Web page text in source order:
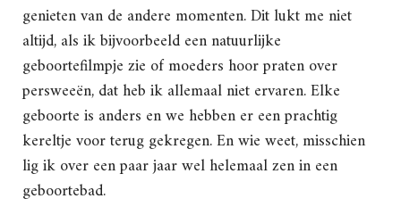
genieten van de andere momenten. Dit lukt me niet
altijd, als ik bijvoorbeeld een natuurlijke
geboortefilmpje zie of moeders hoor praten over
persweeën, dat heb ik allemaal niet ervaren. Elke
geboorte is anders en we hebben er een prachtig
kereltje voor terug gekregen. En wie weet, misschien
lig ik over een paar jaar wel helemaal zen in een
geboortebad.